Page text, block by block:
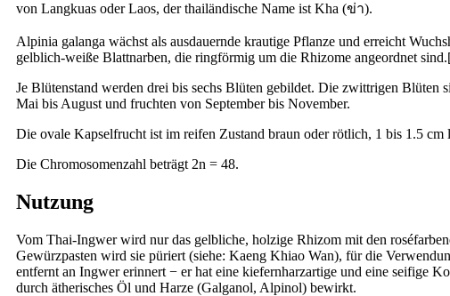
von Langkuas oder Laos, der thailändische Name ist Kha (ข่า).
Alpinia galanga wächst als ausdauernde krautige Pflanze und erreicht
gelblich-weiße Blattnarben, die ringförmig um die Rhizome angeordnet
Je Blütenstand werden drei bis sechs Blüten gebildet. Die zwittrigen
Mai bis August und fruchten von September bis November.
Die ovale Kapselfrucht ist im reifen Zustand braun oder rötlich, 1 bis 1.5
Die Chromosomenzahl beträgt 2n = 48.
Nutzung
Vom Thai-Ingwer wird nur das gelbliche, holzige Rhizom mit den
Gewürzpasten wird sie püriert (siehe: Kaeng Khiao Wan), für die
entfernt an Ingwer erinnert − er hat eine kiefernharzartige und eine seifige
durch ätherisches Öl und Harze (Galganol, Alpinol) bewirkt.